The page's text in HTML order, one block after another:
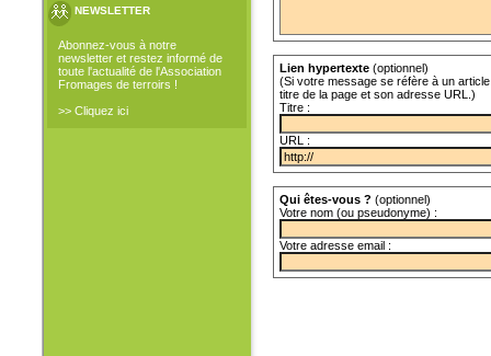
NEWSLETTER
Abonnez-vous à notre
newsletter et restez informé de
toute l'actualité de l'Association
Fromages de terroirs !
>> Cliquez ici
Lien hypertexte (optionnel)
(Si votre message se réfère à un
titre de la page et son adresse URL.)
Titre :
URL :
Qui êtes-vous ? (optionnel)
Votre nom (ou pseudonyme) :
Votre adresse email :